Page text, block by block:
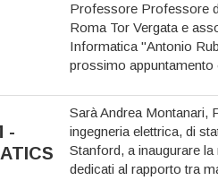
Professore Professore
Roma Tor Vergata e
Informatica "Antonio
prossimo
-
Sarà Andrea Montanari,
ingegneria elettrica, di
Stanford, a inaugurare
dedicati al rapporto tra